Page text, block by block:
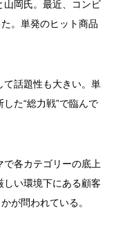
山岡氏。最近、コンビ
。単発のヒット商品
て話題性も大きい。単
た“総力戦”で臨んで
で各カテゴリーの底上
しい環境下にある顧客
が問われている。